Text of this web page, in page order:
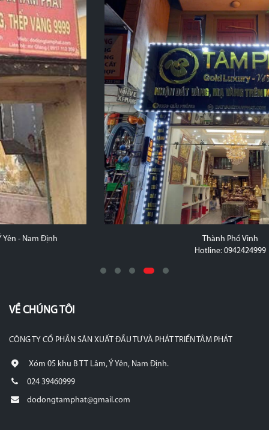
VỀ CHÚNG TÔI
CÔNG TY CỔ PHẦN SẢN XUẤT ĐẦU TƯ VÀ PHÁT TRIỂN TÂM PHÁT
Xóm 05 khu B TT Lâm, Ý Yên, Nam Định.
024 39460999
dodongtamphat@gmail.com